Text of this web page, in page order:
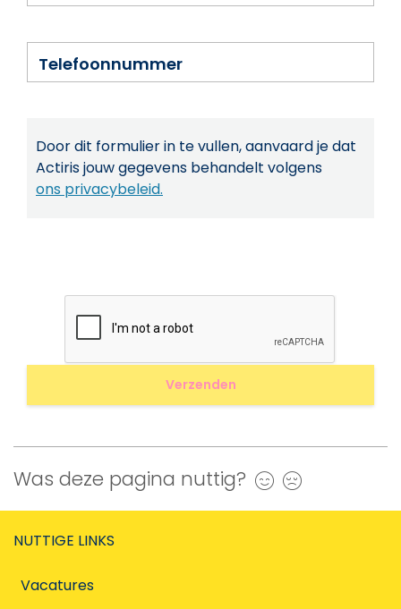
Telefoonnummer
Door dit formulier in te vullen, aanvaard je dat
Actiris jouw gegevens behandelt volgens
ons privacybeleid.
Was deze pagina nuttig? Ja
NUTTIGE LINKS
Vacatures